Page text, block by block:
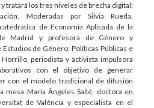
tratará los tres niveles de brecha digital:
Moderadas por Silvia Rueda,
de Economía Aplicada de la
Madrid y profesora de Género y
de Género: Políticas Públicas e
periodista y activista impulsora
con el objetivo de generar
con el modelo tradicional de difusión
mesa María Ángeles Sallé, doctora en
de València y especialista en el